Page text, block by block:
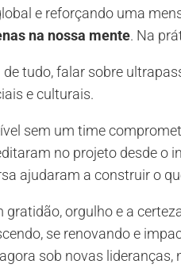
e reforçando uma
na nossa mente. Na
de tudo, falar sobre
e culturais.
sem um time
no projeto desde o
ajudaram a construir o
orgulho e a
se renovando e
sob novas lideranças,